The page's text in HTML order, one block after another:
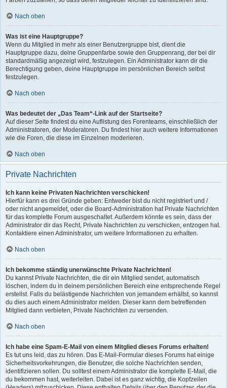
Nach oben
Was ist eine Hauptgruppe?
Wenn du Mitglied in mehr als einer Benutzergruppe bist, dient die
Hauptgruppe dazu, deine Gruppenfarbe sowie den Gruppenrang, der bei dir
standardmäßig angezeigt wird, festzulegen. Ein Administrator kann dir die
Berechtigung geben, deine Hauptgruppe im persönlichen Bereich selbst
festzulegen.
Nach oben
Was bedeutet der „Das Team“-Link auf der Startseite?
Auf dieser Seite findest du eine Auflistung des Forenteams, einschließlich der
Administratoren, der Moderatoren. Du findest hier auch weitere Informationen
wie die Foren, die diese im Einzelnen moderieren.
Nach oben
Private Nachrichten
Ich kann keine Privaten Nachrichten verschicken!
Hierfür kann es drei Gründe geben: Entweder bist du nicht registriert und /
oder nicht angemeldet, oder die Board-Administration hat Private Nachrichten
für das komplette Forum ausgeschaltet. Außerdem könnte es sein, dass der
Administrator dir das Recht, Private Nachrichten zu verschicken, entzogen hat.
Kontaktiere einen Administrator, um weitere Informationen zu erhalten.
Nach oben
Ich bekomme ständig unerwünschte Private Nachrichten!
Du kannst Private Nachrichten, die dir ein Mitglied sendet, automatisch
löschen, indem du in deinem persönlichen Bereich eine entsprechende Regel
erstellst. Falls du belästigende Nachrichten von jemandem erhältst, so kannst
du dies auch einem Administrator melden. Dieser kann dem betreffenden
Mitglied dann verbieten, Private Nachrichten zu versenden.
Nach oben
Ich habe eine Spam-E-Mail von einem Mitglied dieses Forums erhalten!
Es tut uns leid, das zu hören. Das E-Mail-Formular dieses Forums hat einige
Sicherheitsvorkehrungen, die Benutzer, die solche Nachrichten senden,
identifizieren sollen. Du solltest einem Administrator die komplette E-Mail, die
du bekommen hast, weiterleiten. Dabei ist es ganz wichtig, die Kopfzeilen